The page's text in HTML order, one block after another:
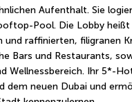
Aufenthalt. Sie
Pool. Die Lobby
und raffinierten, filigranen
Bars und Restaurants,
Wellnessbereich. Ihr 5*-
dem neuen Dubai und